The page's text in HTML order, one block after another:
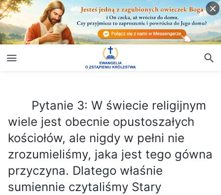
Pytanie 3: W świecie religijnym
wiele jest obecnie opustoszałych
kościołów, ale nigdy w pełni nie
zrozumieliśmy, jaka jest tego gówna
przyczyna. Dlatego właśnie
sumiennie czytaliśmy Stary